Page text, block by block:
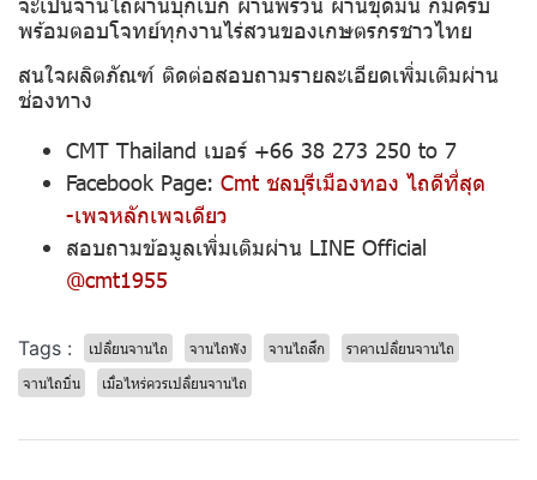
พร้อมตอบโจทย์ทุกงานไร่สวนของเกษตรกรชาวไทย
สนใจผลิตภัณฑ์ ติดต่อสอบถามรายละเอียดเพิ่มเติมผ่าน
ช่องทาง
CMT Thailand เบอร์ +66 38 273 250 to 7
Facebook Page: Cmt ชลบุรีเมืองทอง ไถดีที่สุด
-เพจหลักเพจเดียว
สอบถามข้อมูลเพิ่มเติมผ่าน LINE Official
@cmt1955
Tags : เปลี่ยนจานไถ จานไถพัง จานไถสึก
ราคาเปลี่ยนจานไถ
จานไถบิ่น
เมื่อไหร่ควรเปลี่ยนจานไถ